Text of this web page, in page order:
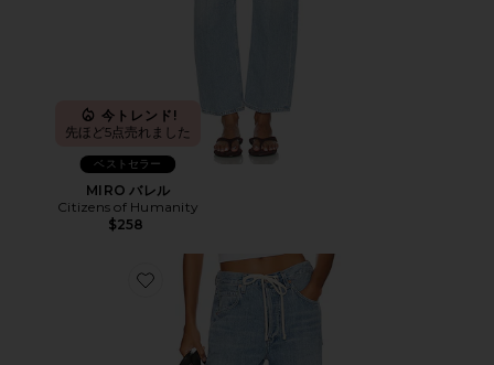
今トレンド!
先ほど5点売れました
ベストセラー
MIRO バレル
Citizens of Humanity
$258
Favorite BRYNN デニム